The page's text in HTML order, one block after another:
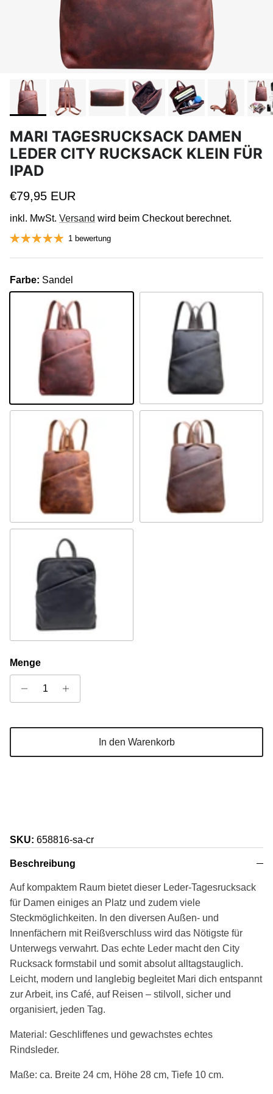
MARI TAGESRUCKSACK DAMEN
LEDER CITY RUCKSACK KLEIN FÜR
IPAD
Normaler Preis
€79,95 EUR
inkl. MwSt. Versand wird beim Checkout berechnet.
1 bewertung
Farbe: Sandel
Sandel Braun
Camel Khaki
Schwarz
Menge
In den Warenkorb
SKU: 658816-sa-cr
Beschreibung
Auf kompaktem Raum bietet dieser Leder-Tagesrucksack
für Damen einiges an Platz und zudem viele
Steckmöglichkeiten. In den diversen Außen- und
Innenfächern mit Reißverschluss wird das Nötigste für
Unterwegs verwahrt. Das echte Leder macht den City
Rucksack formstabil und somit absolut alltagstauglich.
Leicht, modern und langlebig begleitet Mari dich entspannt
zur Arbeit, ins Café, auf Reisen – stilvoll, sicher und
organisiert, jeden Tag.
Material: Geschliffenes und gewachstes echtes
Rindsleder.
Maße: ca. Breite 24 cm, Höhe 28 cm, Tiefe 10 cm.